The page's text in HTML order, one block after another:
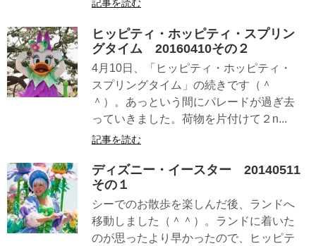
記事を読む
ヒッピティ・ホッピティ・スプリン
グタイム 20160410その２
4月10日、「ヒッピティ・ホッピティ・
スプリングタイム」の続きです（＾
＾）。あっという間にパレードが過ぎ去
っていきました。荷物を片付けて２n...
記事を読む
ディズニー・イースター 20140511
その１
シーでのお散歩を楽しんだ後、ランドへ
移動しました（＾＾）。ランドに着いた
のが思ったより早かったので、ヒッピテ